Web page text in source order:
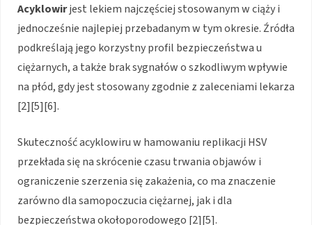
Acyklowirjest lekiem najczęściej stosowanym w ciąży i
jednocześnie najlepiej przebadanym w tym okresie. Źródła
podkreślają jego korzystny profil bezpieczeństwa u
ciężarnych, a także brak sygnałów o szkodliwym wpływie
na płód, gdy jest stosowany zgodnie z zaleceniami lekarza
[2][5][6].
Skuteczność acyklowiru w hamowaniu replikacji HSV
przekłada się na skrócenie czasu trwania objawów i
ograniczenie szerzenia się zakażenia, co ma znaczenie
zarówno dla samopoczucia ciężarnej, jak i dla
bezpieczeństwa okołoporodowego [2][5].